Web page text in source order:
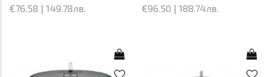
€76.58 | 149.78лв. €96.50 | 188.74лв.